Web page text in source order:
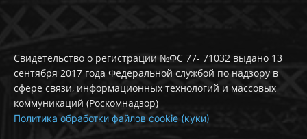
Свидетельство о регистрации №ФС 77- 71032 выдано 13
сентября 2017 года Федеральной службой по надзору в
сфере связи, информационных технологий и массовых
коммуникаций (Роскомнадзор)
Политика обработки файлов cookie (куки)